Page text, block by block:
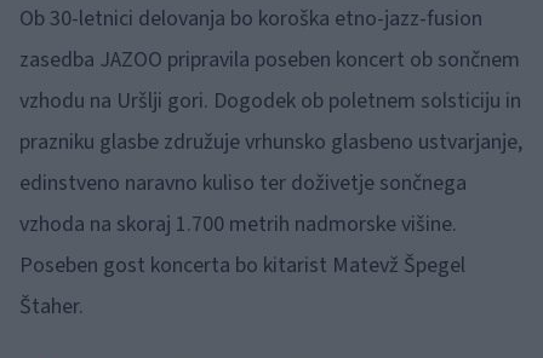
Ob 30-letnici delovanja bo koroška etno-jazz-fusion
zasedba JAZOO pripravila poseben koncert ob sončnem
vzhodu na Uršlji gori. Dogodek ob poletnem solsticiju in
prazniku glasbe združuje vrhunsko glasbeno ustvarjanje,
edinstveno naravno kuliso ter doživetje sončnega
vzhoda na skoraj 1.700 metrih nadmorske višine.
Poseben gost koncerta bo kitarist Matevž Špegel
Štaher.